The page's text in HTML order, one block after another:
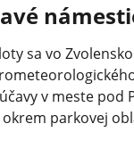
sa vo
v meste pod
parkovej